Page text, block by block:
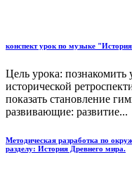
конспект урок по музыке
Цель урока:
исторической
показать становление
развивающие: развитие...
Методическая разработка по
разделу: История Древнего мира.